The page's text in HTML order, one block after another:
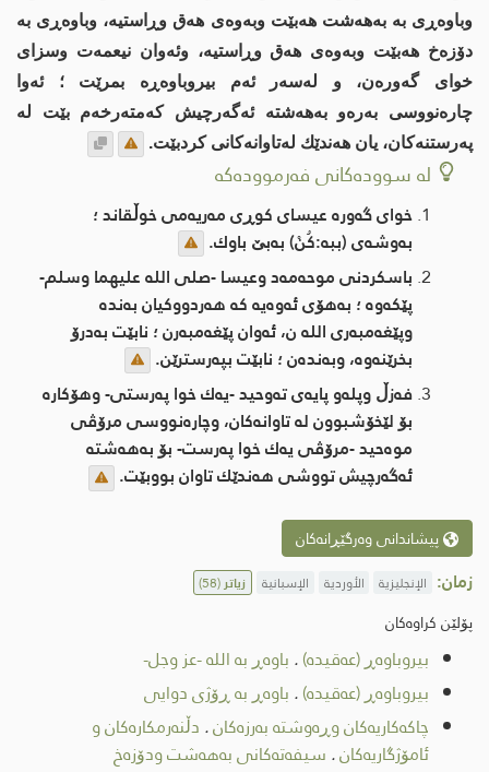
وباوەڕی بە بەهەشت هەبێت وبەوەی هەق وڕاستیە، وباوەڕی بە
دۆزەخ هەبێت وبەوەی هەق وڕاستیە، وئەوان نیعمەت وسزای
خوای گەورەن، و لەسەر ئەم بیروباوەڕە بمرێت ؛ ئەوا
چارەنووسی بەرەو بەهەشتە ئەگەرچیش كەمتەرخەم بێت لە
پەرستنەكان، یان هەندێك لەتاوانەكانی كردبێت.
لە سوودەکانی فەرموودەکە
خوای گەورە عیسای كوڕی مەریەمی خوڵقاند ؛
بەوشەی (ببە:كُنْ) بەبێ باوك.
باسكردنی موحەمەد وعیسا -صلی الله علیهما وسلم-
پێكەوە ؛ بەهۆی ئەوەیە كە هەردووكیان بەندە
وپێغەمبەری الله ن، ئەوان پێغەمبەرن ؛ نابێت بەدرۆ
بخرێنەوە، وبەندەن ؛ نابێت بپەرسترێن.
فەزڵ وپلەو پایەی تەوحید -یەك خوا پەرستی- وهۆكارە
بۆ لێخۆشبوون لە تاوانەكان، وچارەنووسی مرۆڤی
موەحید -مرۆڤی یەك خوا پەرست- بۆ بەهەشتە
ئەگەرچیش تووشی هەندێك تاوان بووبێت.
پیشاندانی وەرگێڕانەکان
زمان: الإنجليزية الأوردية الإسبانية زیاتر(58)
پۆلێن کراوەکان
بیروباوەڕ (عەقیدە). باوەڕ بە الله -عز وجل-
بیروباوەڕ (عەقیدە). باوەڕ بە ڕۆژی دوایی
چاكەكاریەكان وڕەوشتە بەرزەکان. دڵنەرمکارەکان و
ئامۆژگاریەکان. سیفەتەکانی بەهەشت ودۆزەخ